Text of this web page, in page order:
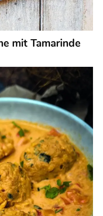
mit Tamarinde